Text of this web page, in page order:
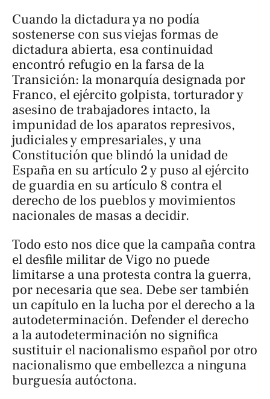
Cuando la dictadura ya no podía
sostenerse con sus viejas formas de
dictadura abierta, esa continuidad
encontró refugio en la farsa de la
Transición: la monarquía designada por
Franco, el ejército golpista, torturador y
asesino de trabajadores intacto, la
impunidad de los aparatos represivos,
judiciales y empresariales, y una
Constitución que blindó la unidad de
España en su artículo 2 y puso al ejército
de guardia en su artículo 8 contra el
derecho de los pueblos y movimientos
nacionales de masas a decidir.
Todo esto nos dice que la campaña contra
el desfile militar de Vigo no puede
limitarse a una protesta contra la guerra,
por necesaria que sea. Debe ser también
un capítulo en la lucha por el derecho a la
autodeterminación. Defender el derecho
a la autodeterminación no significa
sustituir el nacionalismo español por otro
nacionalismo que embellezca a ninguna
burguesía autóctona.